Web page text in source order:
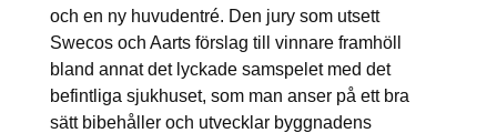
och en ny huvudentré. Den jury som utsett
Swecos och Aarts förslag till vinnare framhöll
bland annat det lyckade samspelet med det
befintliga sjukhuset, som man anser på ett bra
sätt bibehåller och utvecklar byggnadens